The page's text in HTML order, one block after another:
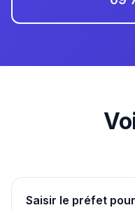
Saisir le préfet